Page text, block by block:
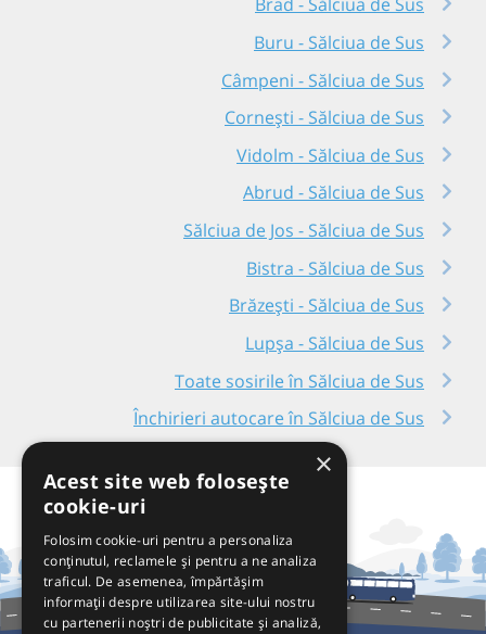
Buru - Sălciua de Sus
Câmpeni - Sălciua de Sus
Cornești - Sălciua de Sus
Vidolm - Sălciua de Sus
Abrud - Sălciua de Sus
Sălciua de Jos - Sălciua de Sus
Bistra - Sălciua de Sus
Brăzești - Sălciua de Sus
Lupșa - Sălciua de Sus
Toate sosirile în Sălciua de Sus
Închirieri autocare în Sălciua de Sus
×
Acest site web folosește
cookie-uri
Folosim cookie-uri pentru a personaliza
conținutul, reclamele și pentru a ne analiza
traficul. De asemenea, împărtășim
informații despre utilizarea site-ului nostru
cu partenerii noștri de publicitate și analiză,